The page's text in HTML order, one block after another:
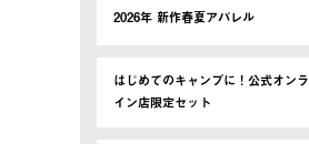
2026年 新作春夏アパレル
はじめてのキャンプに！公式オンラ
イン店限定セット